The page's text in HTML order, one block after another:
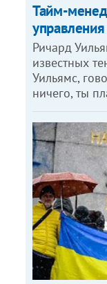
Тайм-
Ричард
известных
Уильямс,
ничего, ты